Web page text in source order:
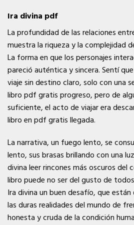
Ira divina pdf
La profundidad de las relaciones
muestra la riqueza y la complejidad
La forma en que los personajes
pareció auténtica y sincera. Sentí
viaje sin destino claro, solo con una
libro pdf gratis progreso, pero de
suficiente, el acto de viajar era
libro en pdf gratis llegada.
La narrativa, un fuego lento, se
lento, sus brasas brillando con una
divina leer rincones más oscuros del
libro puede no ser del gusto de
Ira divina un buen desafío, que
las duras realidades del mundo de
honesta y cruda de la condición